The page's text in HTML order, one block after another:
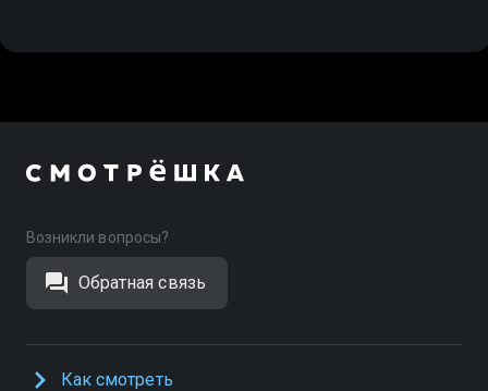
Возникли вопросы?
Обратная связь
Как смотреть